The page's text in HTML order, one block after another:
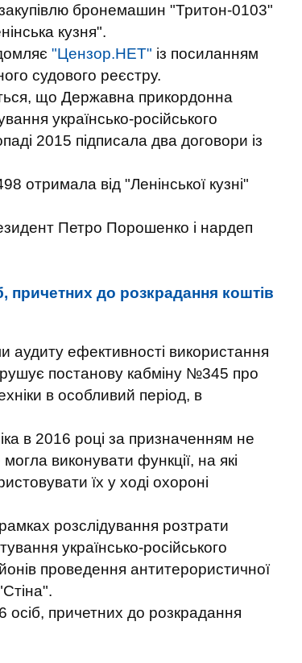
бронемашин "Тритон-0103"
кузня".
"Цензор.НЕТ" із посиланням
судового реєстру.
що Державна прикордонна
українсько-російського
2015 підписала два договори із
отримала від "Ленінської кузні"
Петро Порошенко і нардеп
причетних до розкрадання коштів
аудиту ефективності використання
постанову кабміну №345 про
в особливий період, в
в 2016 році за призначенням не
виконувати функції, на які
їх у ході охороні
розслідування розтрати
українсько-російського
проведення антитерористичної
причетних до розкрадання